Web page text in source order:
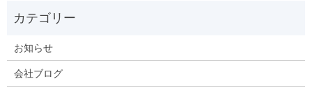
お知らせ
会社ブログ